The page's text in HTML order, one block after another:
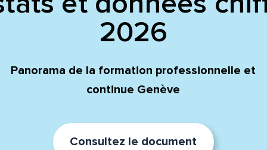
2026
Panorama de la formation professionnelle et
continue Genève
Consultez le document